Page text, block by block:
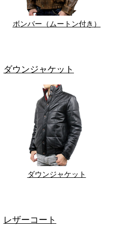
ボンバー（ムートン付き）
ダウンジャケット
ダウンジャケット
レザーコート